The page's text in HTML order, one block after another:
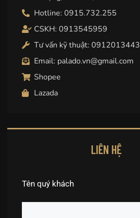
Hotline: 0915.732.255
CSKH: 0913545959
Tư vấn kỹ thuật: 0912013443
Email: palado.vn@gmail.com
Shopee
Lazada
LIÊN HỆ
Tên quý khách